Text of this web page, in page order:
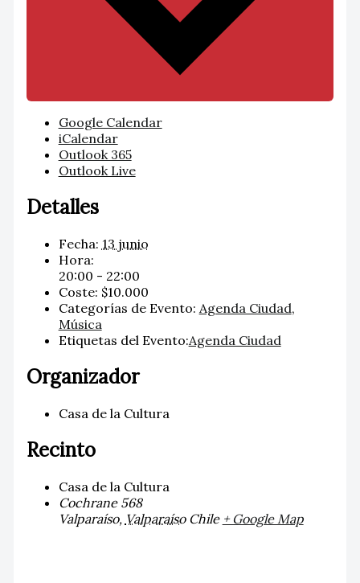
Google Calendar
iCalendar
Outlook 365
Outlook Live
Detalles
Fecha: 13 junio
Hora:
20:00 - 22:00
Coste: $10.000
Categorías de Evento: Agenda Ciudad,
Música
Etiquetas del Evento:Agenda Ciudad
Organizador
Casa de la Cultura
Recinto
Casa de la Cultura
Cochrane 568
Valparaíso, Valparaíso Chile + Google Map